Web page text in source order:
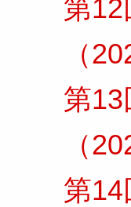
第
（
第
（
第